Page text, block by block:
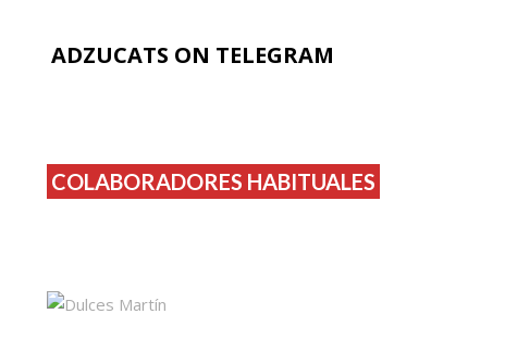
ADZUCATS ON TELEGRAM
COLABORADORES HABITUALES